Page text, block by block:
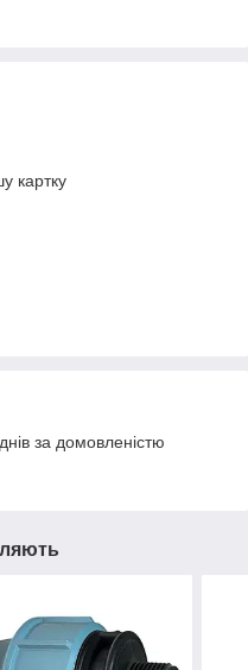
картку
за домовленістю